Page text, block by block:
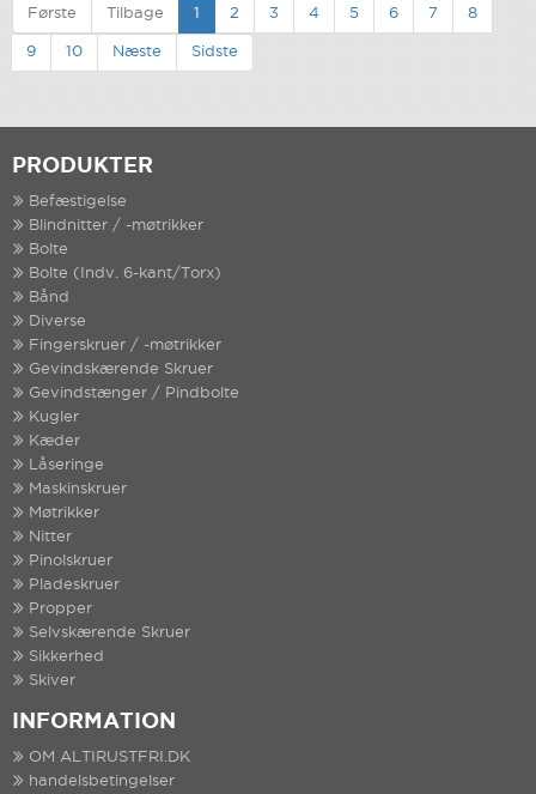
Første Tilbage 1 2 3 4 5 6 7 8
9 10 Næste Sidste
PRODUKTER
Befæstigelse
Blindnitter / -møtrikker
Bolte
Bolte (Indv. 6-kant/Torx)
Bånd
Diverse
Fingerskruer / -møtrikker
Gevindskærende Skruer
Gevindstænger / Pindbolte
Kugler
Kæder
Låseringe
Maskinskruer
Møtrikker
Nitter
Pinolskruer
Pladeskruer
Propper
Selvskærende Skruer
Sikkerhed
Skiver
INFORMATION
OM ALTIRUSTFRI.DK
handelsbetingelser